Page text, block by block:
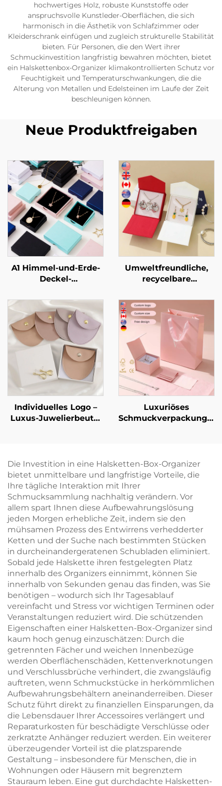
hochwertiges Holz, robuste Kunststoffe oder
anspruchsvolle Kunstleder-Oberflächen, die sich
harmonisch in die Ästhetik von Schlafzimmer oder
Kleiderschrank einfügen und zugleich strukturelle Stabilität
bieten. Für Personen, die den Wert ihrer
Schmuckinvestition langfristig bewahren möchten, bietet
ein Halskettenbox-Organizer klimakontrollierten Schutz vor
Feuchtigkeit und Temperaturschwankungen, die die
Alterung von Metallen und Edelsteinen im Laufe der Zeit
beschleunigen können.
Neue Produktfreigaben
A1 Himmel-und-Erde-
Deckel-
für Ringe und
Halsketten –
kundenspezifische
Größe und Form,
Artpapier-/Karton-
Material – punktuelle
Großhandelsverfügbarkeit
Umweltfreundliche,
recycelbare
Ohrring-Verpackung
mit kleiner
Mindestbestellmenge
(MOQ);
minimalistischer
Karton-
Schmuckkasten für
Geschenke,
Einzelhandelsfertig,
sofort versandbereit
Individuelles Logo –
Luxus-Juwelierbeutel
und weichem
Mikrofaser-Futter zur
Aufbewahrung von
Halsketten, Ohrringen
und Ringen
Luxuriöses
Ohrringe mit
Papiertüte –
personalisiertes
gebündelt
Die Investition in eine Halsketten-Box-Organizer
bietet unmittelbare und langfristige Vorteile, die
Ihre tägliche Interaktion mit Ihrer
Schmucksammlung nachhaltig verändern. Vor
allem spart Ihnen diese Aufbewahrungslösung
jeden Morgen erhebliche Zeit, indem sie den
mühsamen Prozess des Entwirrens verhedderter
Ketten und der Suche nach bestimmten Stücken
in durcheinandergeratenen Schubladen eliminiert.
Sobald jede Halskette ihren festgelegten Platz
innerhalb des Organizers einnimmt, können Sie
innerhalb von Sekunden genau das finden, was Sie
benötigen – wodurch sich Ihr Tagesablauf
vereinfacht und Stress vor wichtigen Terminen oder
Veranstaltungen reduziert wird. Die schützenden
Eigenschaften einer Halsketten-Box-Organizer sind
kaum hoch genug einzuschätzen: Durch die
getrennten Fächer und weichen Innenbezüge
werden Oberflächenschäden, Kettenverknotungen
und Verschlussbrüche verhindert, die zwangsläufig
auftreten, wenn Schmuckstücke in herkömmlichen
Aufbewahrungsbehältern aneinanderreiben. Dieser
Schutz führt direkt zu finanziellen Einsparungen, da
die Lebensdauer Ihrer Accessoires verlängert und
Reparaturkosten für beschädigte Verschlüsse oder
zerkratzte Anhänger reduziert werden. Ein weiterer
überzeugender Vorteil ist die platzsparende
Gestaltung – insbesondere für Menschen, die in
Wohnungen oder Häusern mit begrenztem
Stauraum leben. Eine gut durchdachte Halsketten-